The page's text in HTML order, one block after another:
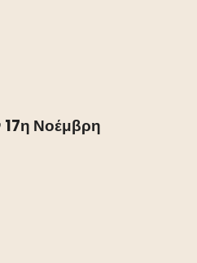
17η Νοέμβρη